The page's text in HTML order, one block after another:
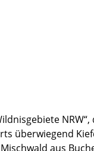
überwiegend
aus